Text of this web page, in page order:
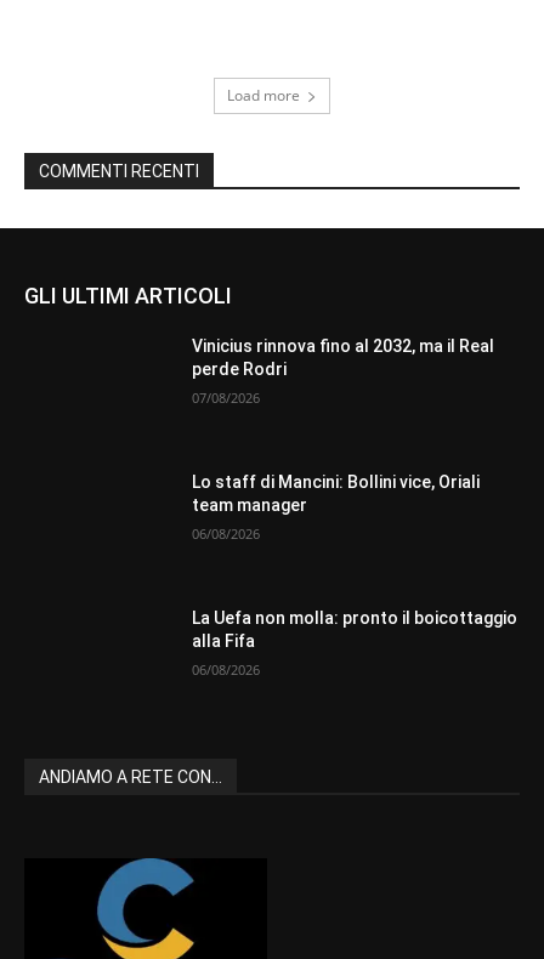
Load more
COMMENTI RECENTI
GLI ULTIMI ARTICOLI
Vinicius rinnova fino al 2032, ma il Real
perde Rodri
07/08/2026
Lo staff di Mancini: Bollini vice, Oriali
team manager
06/08/2026
La Uefa non molla: pronto il boicottaggio
alla Fifa
06/08/2026
ANDIAMO A RETE CON...